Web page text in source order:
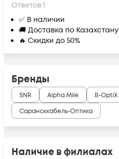
Ответов:1
✅ В наличии
🚚 Доставка по Казахстану
🔥 Скидки до 50%
Бренды
SNR Alpha Mile B-OptiX
Сарансккабель-Оптика
Наличие в филиалах